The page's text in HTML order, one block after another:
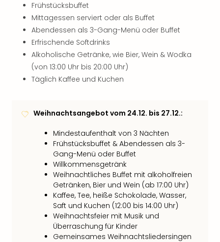
Frühstücksbuffet
Mittagessen serviert oder als Buffet
Abendessen als 3-Gang-Menü oder Buffet
Erfrischende Softdrinks
Alkoholische Getränke, wie Bier, Wein & Wodka
(von 13:00 Uhr bis 20:00 Uhr)
Täglich Kaffee und Kuchen
Weihnachtsangebot vom 24.12. bis 27.12.:
Mindestaufenthalt von 3 Nächten
Frühstücksbuffet & Abendessen als 3-
Gang-Menü oder Buffet
Willkommensgetränk
Weihnachtliches Buffet mit alkoholfreien
Getränken, Bier und Wein (ab 17:00 Uhr)
Kaffee, Tee, heiße Schokolade, Wasser,
Saft und Kuchen (12:00 bis 14:00 Uhr)
Weihnachtsfeier mit Musik und
Überraschung für Kinder
Gemeinsames Weihnachtsliedersingen